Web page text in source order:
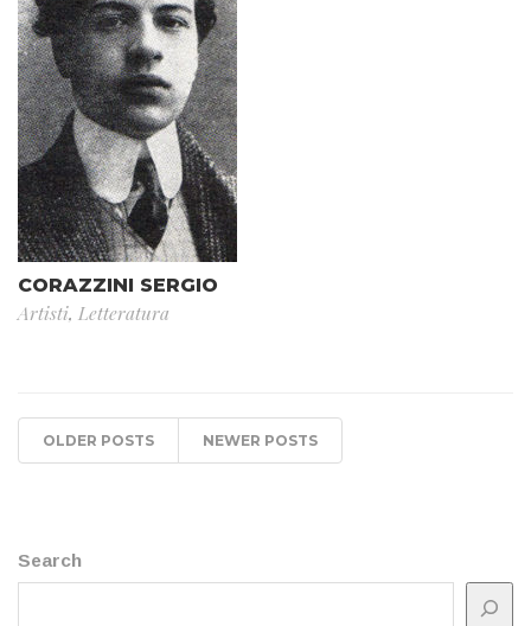
CORAZZINI SERGIO
Artisti, Letteratura
OLDER POSTS NEWER POSTS
Search